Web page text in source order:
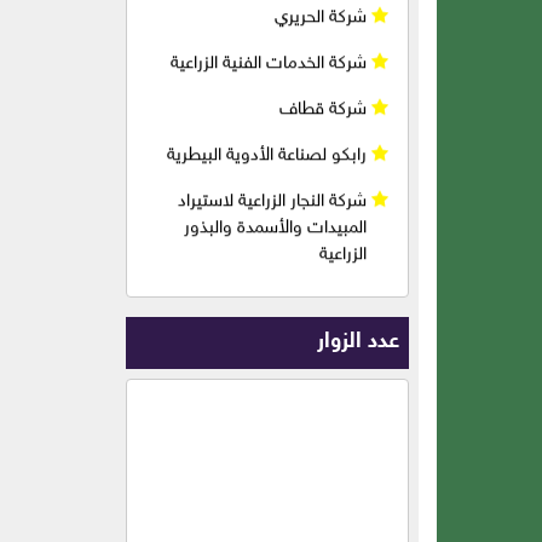
المبيدات والأسمدة والبذور
شركة أسامة خالد طاهر وشريكه
( أسمدة وبذور وأدوية )
شركة طيبة الذهبية لصناعة
وتجارة الأعلاف ( سوريا )
شركة سافكو للأدوية البيطرية (
عدد الزوار